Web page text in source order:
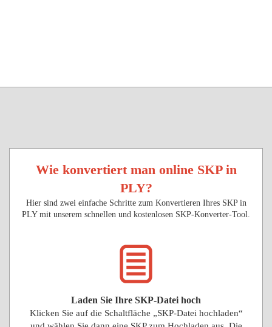
Wie konvertiert man online SKP in
PLY?
Hier sind zwei einfache Schritte zum Konvertieren Ihres SKP in
PLY mit unserem schnellen und kostenlosen SKP-Konverter-Tool.
Laden Sie Ihre SKP-Datei hoch
Klicken Sie auf die Schaltfläche „SKP-Datei hochladen“